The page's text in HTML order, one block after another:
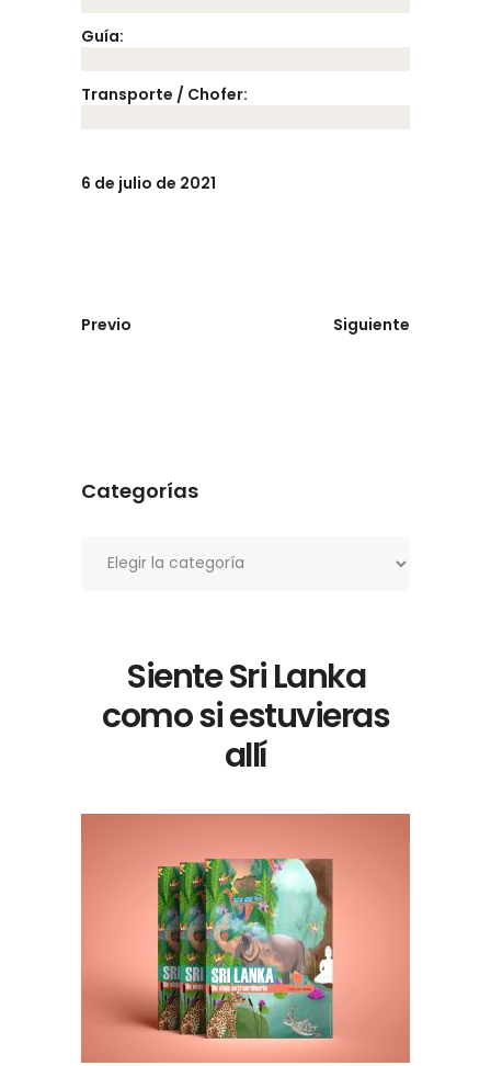
Guía:
Transporte / Chofer:
6 de julio de 2021
Previo Siguiente
Categorías
Siente Sri Lanka
como si estuvieras
allí